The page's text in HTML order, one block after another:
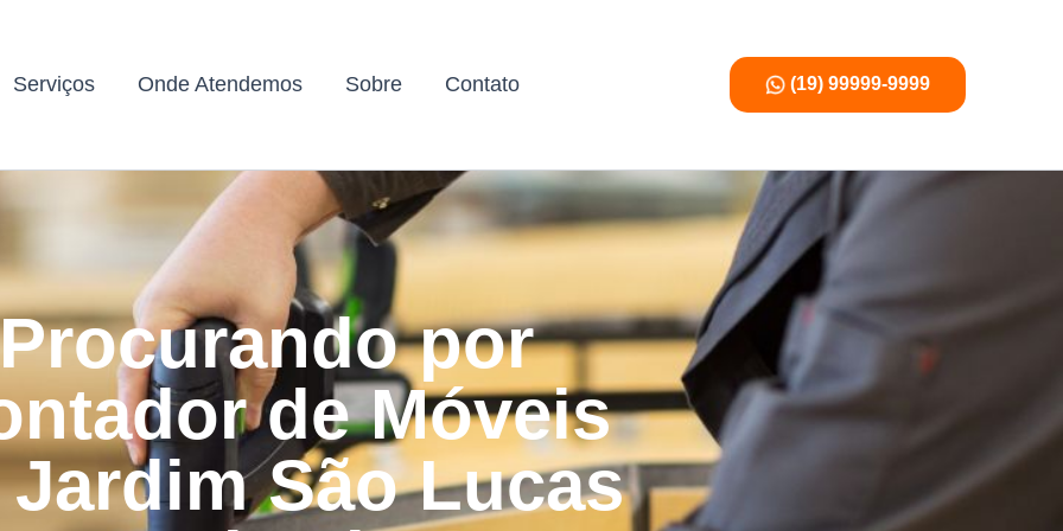
Serviços Onde Atendemos Sobre Contato (19) 99999-9999
por
de Móveis
São Lucas